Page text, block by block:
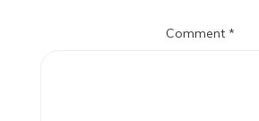
Comment*